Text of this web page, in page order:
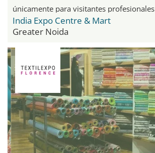
únicamente para visitantes profesionales
India Expo Centre & Mart
Greater Noida